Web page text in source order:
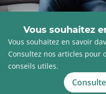
Vous souhaitez
Vous souhaitez en savoir
Consultez nos articles pour
conseils utiles.